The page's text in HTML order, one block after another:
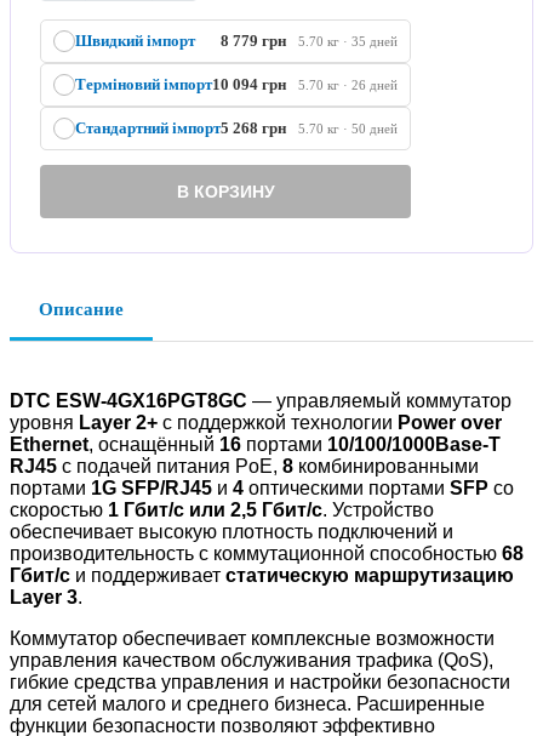
Швидкий імпорт 8 779 грн 5.70 кг · 35 дней
Терміновий імпорт10 094 грн 5.70 кг · 26 дней
Стандартний імпорт5 268 грн 5.70 кг · 50 дней
В КОРЗИНУ
Описание
DTC ESW-4GX16PGT8GC — управляемый коммутатор
уровня Layer 2+ с поддержкой технологии Power over
Ethernet, оснащённый 16 портами 10/100/1000Base-T
RJ45 с подачей питания PoE, 8 комбинированными
портами 1G SFP/RJ45 и 4 оптическими портами SFP со
скоростью 1 Гбит/с или 2,5 Гбит/с. Устройство
обеспечивает высокую плотность подключений и
производительность с коммутационной способностью 68
Гбит/с и поддерживает статическую маршрутизацию
Layer 3.
Коммутатор обеспечивает комплексные возможности
управления качеством обслуживания трафика (QoS),
гибкие средства управления и настройки безопасности
для сетей малого и среднего бизнеса. Расширенные
функции безопасности позволяют эффективно